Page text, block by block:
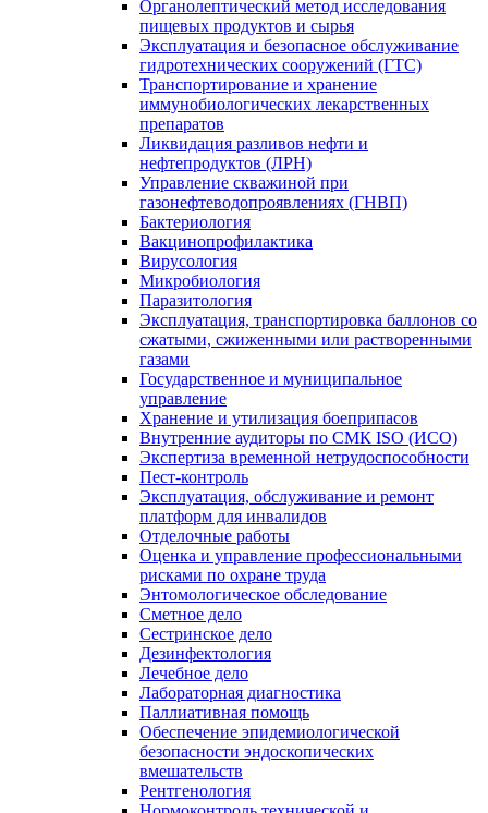
Органолептический метод исследования
пищевых продуктов и сырья
Эксплуатация и безопасное обслуживание
гидротехнических сооружений (ГТС)
Транспортирование и хранение
иммунобиологических лекарственных
препаратов
Ликвидация разливов нефти и
нефтепродуктов (ЛРН)
Управление скважиной при
газонефтеводопроявлениях (ГНВП)
Бактериология
Вакцинопрофилактика
Вирусология
Микробиология
Паразитология
Эксплуатация, транспортировка баллонов со
сжатыми, сжиженными или растворенными
газами
Государственное и муниципальное
управление
Хранение и утилизация боеприпасов
Внутренние аудиторы по СМК ISO (ИСО)
Экспертиза временной нетрудоспособности
Пест-контроль
Эксплуатация, обслуживание и ремонт
платформ для инвалидов
Отделочные работы
Оценка и управление профессиональными
рисками по охране труда
Энтомологическое обследование
Сметное дело
Сестринское дело
Дезинфектология
Лечебное дело
Лабораторная диагностика
Паллиативная помощь
Обеспечение эпидемиологической
безопасности эндоскопических
вмешательств
Рентгенология